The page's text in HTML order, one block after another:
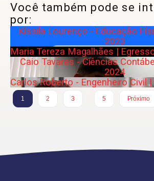
Você também pode se
por:
Kíssila Lourenço - Educação
2023
Maria Tereza Magalhães |
Caio Tavares - Ciências
2024
Carlos Roberto - Engenheiro Civil
1 2 3
5
Próximo